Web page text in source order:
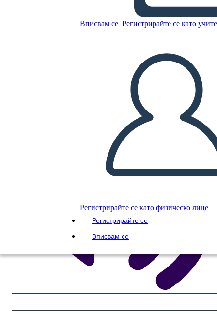
Вписвам се Регистрирайте се като
Регистрирайте се като физическо лице
Регистрирайте се
Вписвам се
СЪЗДАЙТЕ СЦЕНАРИЙ
ПУСКАНЕ НА СЛАЙДШОУ
ЧЕТИ МИ